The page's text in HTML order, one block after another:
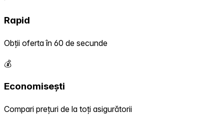
Rapid
Obții oferta în 60 de secunde
💰
Economisești
Compari prețuri de la toți asigurătorii